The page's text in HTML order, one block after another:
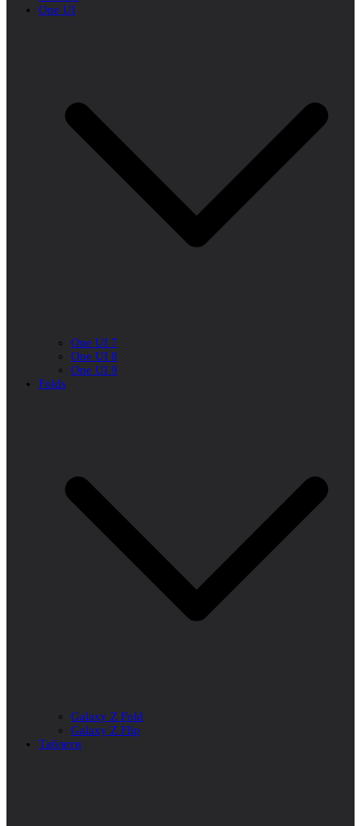
One UI
One UI 7
One UI 8
One UI 9
Folds
Galaxy Z Fold
Galaxy Z Flip
Таблети